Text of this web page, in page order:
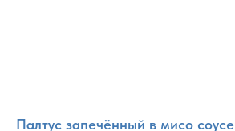
Палтус запечённый в мисо соусе